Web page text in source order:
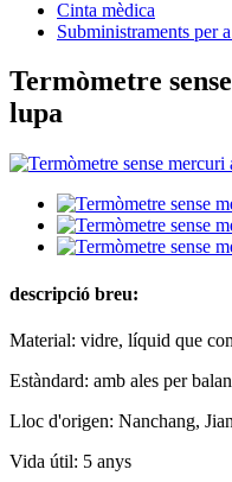
Cinta mèdica
Subministraments per
Termòmetre
lupa
descripció breu:
Material: vidre, líquid que
Estàndard: amb ales per
Lloc d'origen: Nanchang,
Vida útil: 5 anys